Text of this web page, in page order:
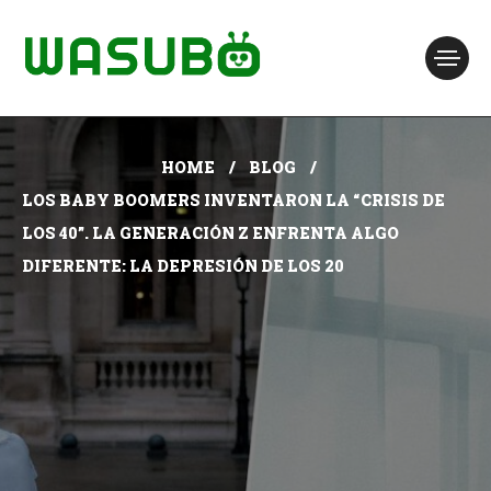
HOME
BLOG
LOS BABY BOOMERS INVENTARON LA “CRISIS DE
LOS 40”. LA GENERACIÓN Z ENFRENTA ALGO
DIFERENTE: LA DEPRESIÓN DE LOS 20